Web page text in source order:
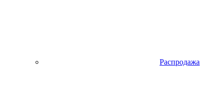
Распродажа